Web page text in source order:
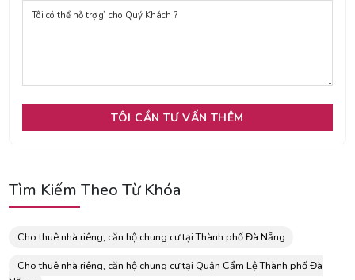
Tìm Kiếm Theo Từ Khóa
Cho thuê nhà riêng, căn hộ chung cư tại Thành phố Đà Nẵng
Cho thuê nhà riêng, căn hộ chung cư tại Quận Cẩm Lệ Thành phố Đà